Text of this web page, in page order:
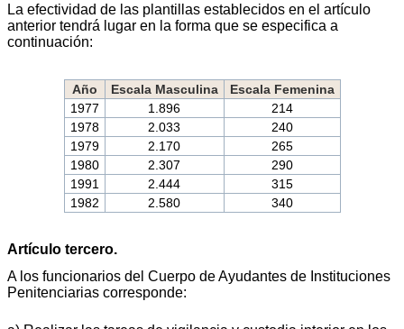
La efectividad de las plantillas establecidos en el artículo
anterior tendrá lugar en la forma que se especifica a
continuación:
Año Escala Masculina
Escala Femenina
1977
1.896
214
1978
2.033
240
1979
2.170
265
1980
2.307
290
1991
2.444
315
1982
2.580 340
Artículo tercero.
A los funcionarios del Cuerpo de Ayudantes de Instituciones
Penitenciarias corresponde: